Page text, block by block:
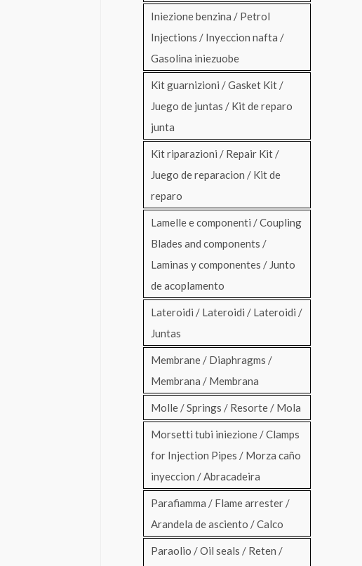
Iniezione benzina / Petrol
Injections / Inyeccion nafta /
Gasolina iniezuobe
Kit guarnizioni / Gasket Kit /
Juego de juntas / Kit de reparo
junta
Kit riparazioni / Repair Kit /
Juego de reparacion / Kit de
reparo
Lamelle e componenti / Coupling
Blades and components /
Laminas y componentes / Junto
de acoplamento
Lateroidi / Lateroidi / Lateroidi /
Juntas
Membrane / Diaphragms /
Membrana / Membrana
Molle / Springs / Resorte / Mola
Morsetti tubi iniezione / Clamps
for Injection Pipes / Morza caño
inyeccion / Abracadeira
Parafiamma / Flame arrester /
Arandela de asciento / Calco
Paraolio / Oil seals / Reten /